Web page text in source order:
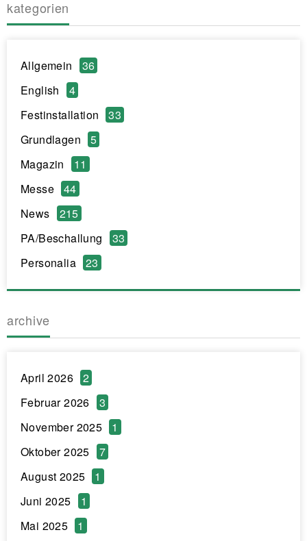
kategorien
Allgemein
36
English
4
Festinstallation
33
Grundlagen
5
Magazin
11
Messe
44
News
215
PA/Beschallung
33
Personalia
23
archive
April 2026
2
Februar 2026
3
November 2025
1
Oktober 2025
7
August 2025
1
Juni 2025
1
Mai 2025
1